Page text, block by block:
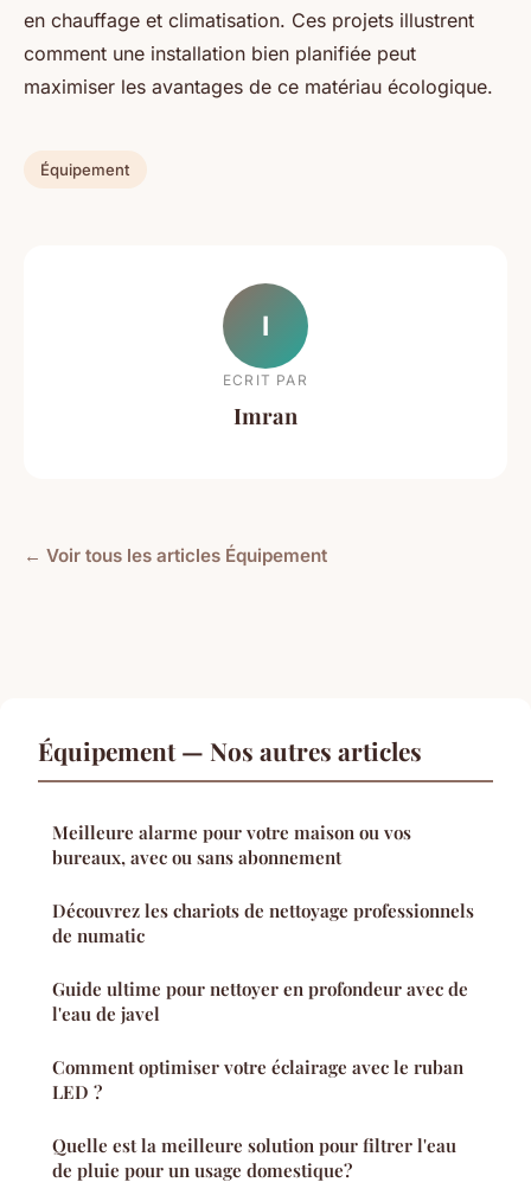
en chauffage et climatisation. Ces projets illustrent
comment une installation bien planifiée peut
maximiser les avantages de ce matériau écologique.
Équipement
I
ECRIT PAR
Imran
← Voir tous les articles Équipement
Équipement — Nos autres articles
Meilleure alarme pour votre maison ou vos
bureaux, avec ou sans abonnement
Découvrez les chariots de nettoyage professionnels
de numatic
Guide ultime pour nettoyer en profondeur avec de
l'eau de javel
Comment optimiser votre éclairage avec le ruban
LED ?
Quelle est la meilleure solution pour filtrer l'eau
de pluie pour un usage domestique?